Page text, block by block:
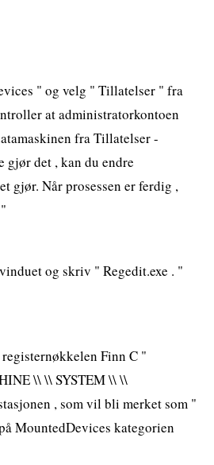
" og velg " Tillatelser " fra
at administratorkontoen
fra Tillatelser -
det , kan du endre
gjør. Når prosessen er ferdig ,
og skriv " Regedit.exe . "
Finn C "
\\ \\ SYSTEM \\ \\
, som vil bli merket som "
MountedDevices kategorien